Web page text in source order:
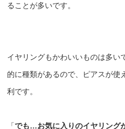
ることが多いです。
イヤリングもかわいいものは多い
的に種類があるので、ピアスが使
利です。
「でも…お気に入りのイヤリング